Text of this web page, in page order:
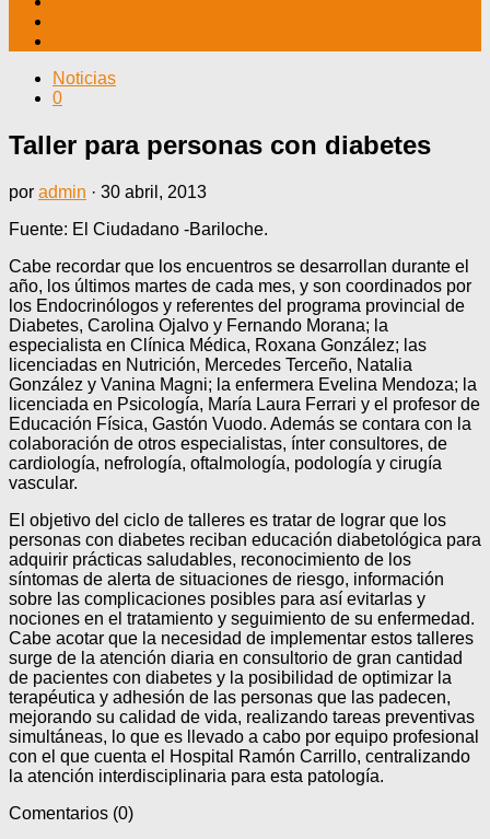
Noticias
0
Taller para personas con diabetes
por admin · 30 abril, 2013
Fuente: El Ciudadano -Bariloche.
Cabe recordar que los encuentros se desarrollan durante el
año, los últimos martes de cada mes, y son coordinados por
los Endocrinólogos y referentes del programa provincial de
Diabetes, Carolina Ojalvo y Fernando Morana; la
especialista en Clínica Médica, Roxana González; las
licenciadas en Nutrición, Mercedes Terceño, Natalia
González y Vanina Magni; la enfermera Evelina Mendoza; la
licenciada en Psicología, María Laura Ferrari y el profesor de
Educación Física, Gastón Vuodo. Además se contara con la
colaboración de otros especialistas, ínter consultores, de
cardiología, nefrología, oftalmología, podología y cirugía
vascular.
El objetivo del ciclo de talleres es tratar de lograr que los
personas con diabetes reciban educación diabetológica para
adquirir prácticas saludables, reconocimiento de los
síntomas de alerta de situaciones de riesgo, información
sobre las complicaciones posibles para así evitarlas y
nociones en el tratamiento y seguimiento de su enfermedad.
Cabe acotar que la necesidad de implementar estos talleres
surge de la atención diaria en consultorio de gran cantidad
de pacientes con diabetes y la posibilidad de optimizar la
terapéutica y adhesión de las personas que las padecen,
mejorando su calidad de vida, realizando tareas preventivas
simultáneas, lo que es llevado a cabo por equipo profesional
con el que cuenta el Hospital Ramón Carrillo, centralizando
la atención interdisciplinaria para esta patología.
Comentarios (0)